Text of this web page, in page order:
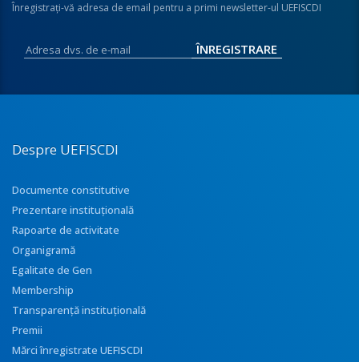
Înregistraţi-vă adresa de email pentru a primi newsletter-ul UEFISCDI
Despre UEFISCDI
Documente constitutive
Prezentare instituţională
Rapoarte de activitate
Organigramă
Egalitate de Gen
Membership
Transparenţă instituţională
Premii
Mărci înregistrate UEFISCDI